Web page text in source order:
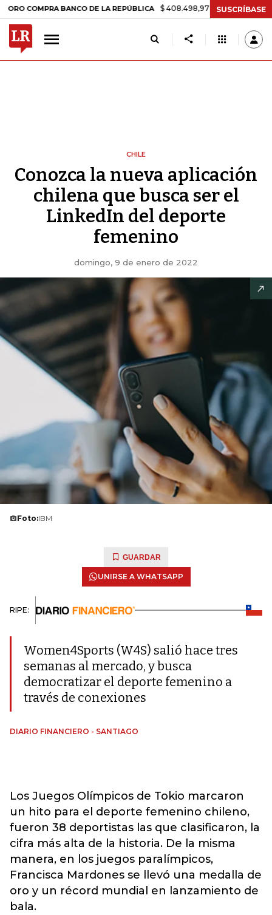
BANCO DE LA REPÚBLICA $ 408.498,97 +$ 8.753,81 +2,19%
SUSCRÍBASE
CHILE
Conozca la nueva aplicación
chilena que busca ser el
LinkedIn del deporte
femenino
domingo, 9 de enero de 2022
Foto:IBM
GUARDAR
UNIRSE A WHATSAPP
RIPE:
Women4Sports (W4S) salió hace tres
semanas al mercado, y busca
democratizar el deporte femenino a
través de conexiones
DIARIO FINANCIERO - SANTIAGO
Los Juegos Olímpicos de Tokio marcaron
un hito para el deporte femenino chileno,
fueron 38 deportistas las que clasificaron, la
cifra más alta de la historia. De la misma
manera, en los juegos paralímpicos,
Francisca Mardones se llevó una medalla de
oro y un récord mundial en lanzamiento de
bala.